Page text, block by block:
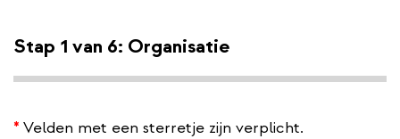
Stap 1 van 6: Organisatie
* Velden met een sterretje zijn verplicht.